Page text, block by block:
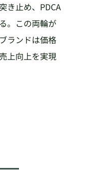
き止め、PDCA
。この両輪が
ランドは価格
上向上を実現